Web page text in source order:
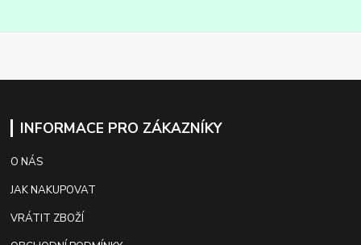
INFORMACE PRO ZÁKAZNÍKY
O NÁS
JAK NAKUPOVAT
VRÁTIT ZBOŽÍ